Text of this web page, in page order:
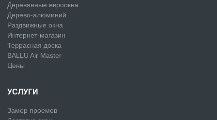
Деревянные евроокна
Дерево-алюминий
Раздвижные окна
Интернет-магазин
Террасная доска
BALLU Air Master
Цены
УСЛУГИ
Замер проемов